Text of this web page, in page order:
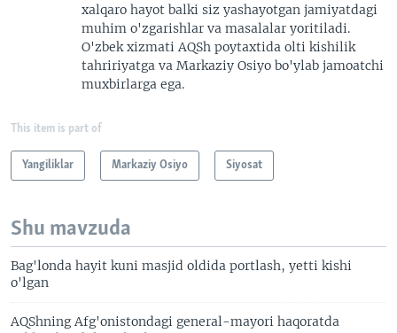
xalqaro hayot balki siz yashayotgan jamiyatdagi
muhim o'zgarishlar va masalalar yoritiladi.
O'zbek xizmati AQSh poytaxtida olti kishilik
tahririyatga va Markaziy Osiyo bo'ylab jamoatchi
muxbirlarga ega.
This item is part of
Yangiliklar Markaziy Osiyo Siyosat
Shu mavzuda
Bag'londa hayit kuni masjid oldida portlash, yetti kishi
o'lgan
AQShning Afg'onistondagi general-mayori haqoratda